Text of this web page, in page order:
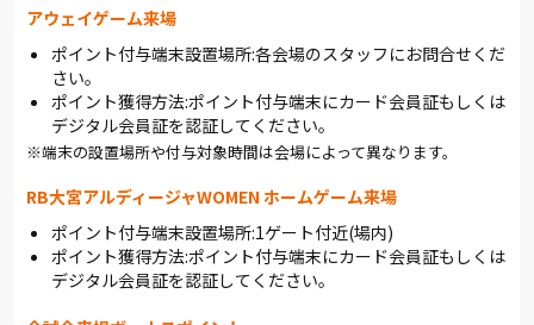
アウェイゲーム来場
ポイント付与端末設置場所:各会場のスタッフにお問合せくだ
さい。
ポイント獲得方法:ポイント付与端末にカード会員証もしくは
デジタル会員証を認証してください。
※端末の設置場所や付与対象時間は会場によって異なります。
RB大宮アルディージャWOMEN ホームゲーム来場
ポイント付与端末設置場所:1ゲート付近(場内)
ポイント獲得方法:ポイント付与端末にカード会員証もしくは
デジタル会員証を認証してください。